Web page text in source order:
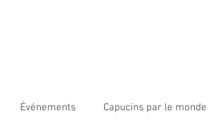
Événements Capucins par le monde